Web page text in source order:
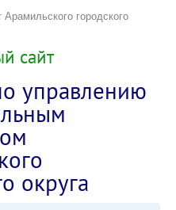
городского
сайт
управлению
округа